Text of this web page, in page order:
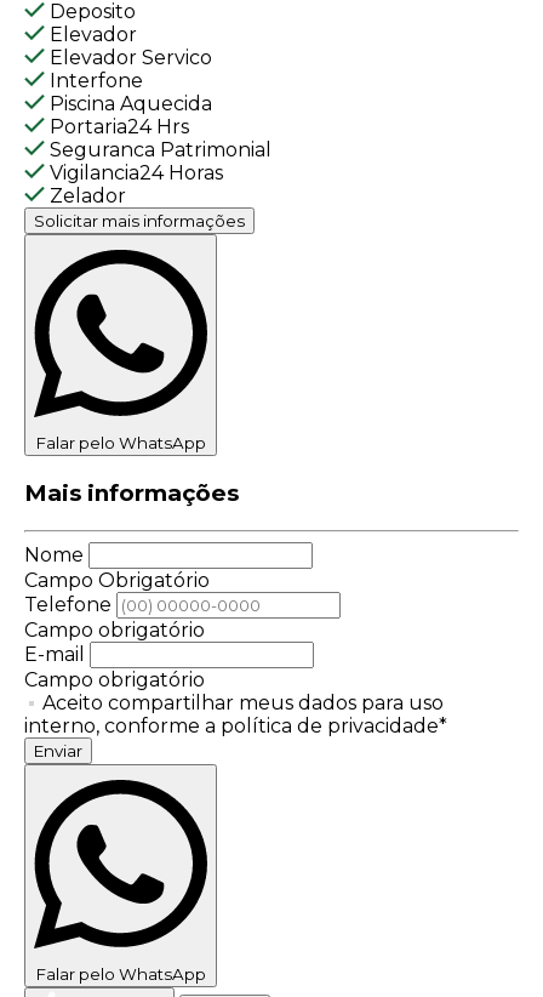
Deposito
Elevador
Elevador Servico
Interfone
Piscina Aquecida
Portaria24 Hrs
Seguranca Patrimonial
Vigilancia24 Horas
Zelador
Solicitar mais informações
Falar pelo WhatsApp
Mais informações
Nome
Campo Obrigatório
Telefone
Campo obrigatório
E-mail
Campo obrigatório
Aceito compartilhar meus dados para uso
interno, conforme a política de privacidade*
Enviar
Falar pelo WhatsApp